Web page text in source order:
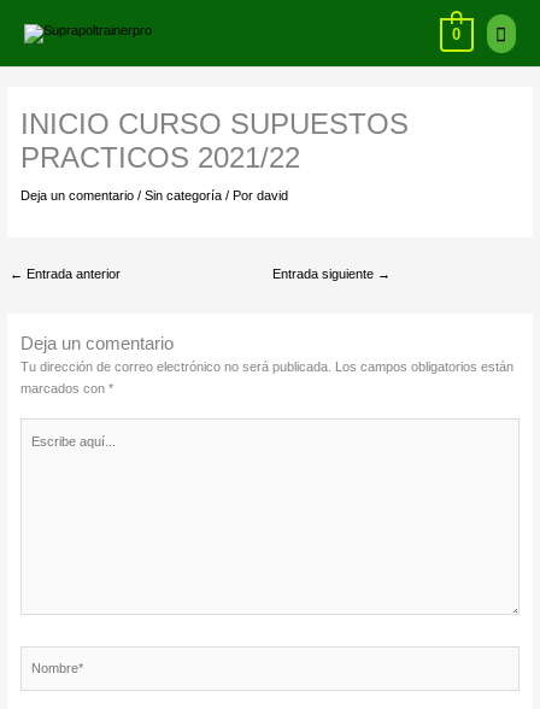
Menú
0
INICIO CURSO SUPUESTOS
PRACTICOS 2021/22
Deja un comentario / Sin categoría/ Por david
← Entrada anterior Entrada siguiente →
Deja un comentario
Tu dirección de correo electrónico no será publicada. Los campos obligatorios están
marcados con *
aquí...
arriba